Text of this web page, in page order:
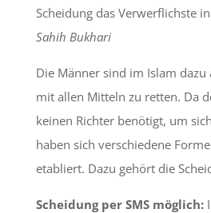
Scheidung das Verwerflichste
Sahih Bukhari
Die Männer sind im Islam dazu
mit allen Mitteln zu retten. Da
keinen Richter benötigt, um
haben sich verschiedene
etabliert. Dazu gehört die
Scheidung per SMS möglich: